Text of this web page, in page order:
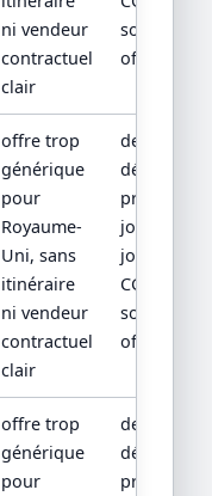
ni vendeur
contractuel
clair
sources
officielles
offre trop
générique
pour
Royaume-
Uni, sans
itinéraire
ni vendeur
contractuel
clair
devis
détaillé,
jour par
jour,
CGV/CPV et
sources
officielles
offre trop
générique
pour
devis
détaillé,